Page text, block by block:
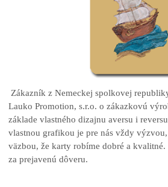
Zákazník z Nemeckej spolkovej
Lauko Promotion, s.r.o. o zákazkovú
základe vlastného dizajnu aversu i
vlastnou grafikou je pre nás vždy
väzbou, že karty robíme dobré a
za prejavenú dôveru.